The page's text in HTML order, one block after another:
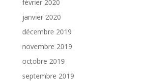
février 2020
janvier 2020
décembre 2019
novembre 2019
octobre 2019
septembre 2019